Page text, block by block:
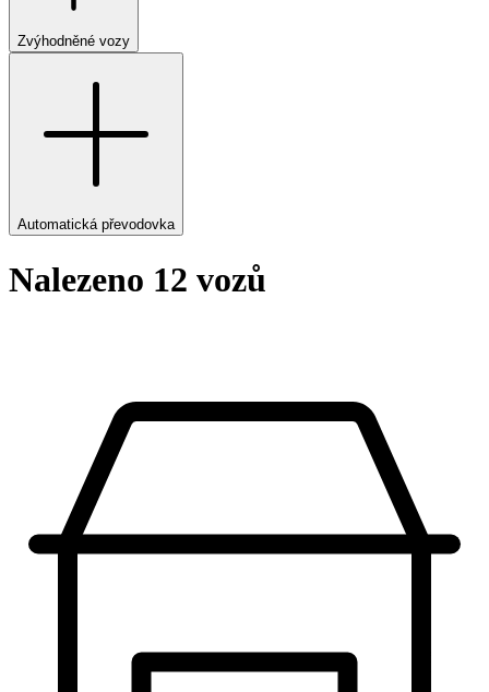
Zvýhodněné vozy
Automatická převodovka
Nalezeno 12 vozů